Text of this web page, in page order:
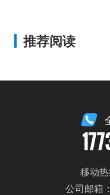
推荐阅读
移动
公司邮箱